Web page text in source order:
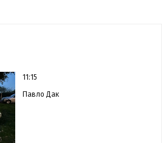
11:15
Павло Дак